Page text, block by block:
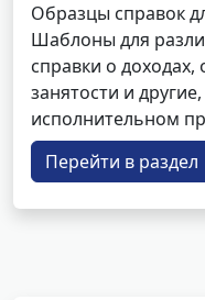
Образцы справок
Шаблоны для
справки о
занятости и
исполнительном
Перейти в раздел